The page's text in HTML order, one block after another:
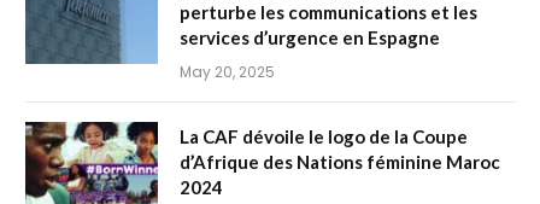
perturbe les communications et les
services d’urgence en Espagne
May 20, 2025
La CAF dévoile le logo de la Coupe
d’Afrique des Nations féminine Maroc
2024